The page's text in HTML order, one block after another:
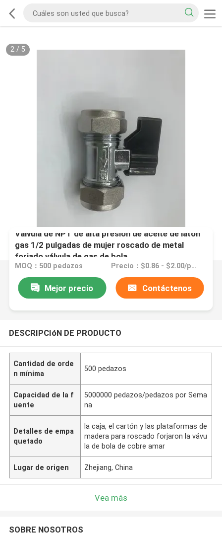
2/ 5
Válvula de NPT de alta presión de aceite de latón
gas 1/2 pulgadas de mujer roscado de metal
forjado válvula de gas de bola
MOQ：500 pedazos Precio：$0.86 - $2.00/pieces
Mejor precio Contáctenos
DESCRIPCIóN DE PRODUCTO
Cantidad de orde
n mínima
500 pedazos
Capacidad de la f
uente
5000000 pedazos/pedazos por Sema
na
Detalles de empa
quetado
la caja, el cartón y las plataformas de
madera para roscado forjaron la vávu
la de bola de cobre amar
Lugar de origen Zhejiang, China
Vea más
SOBRE NOSOTROS